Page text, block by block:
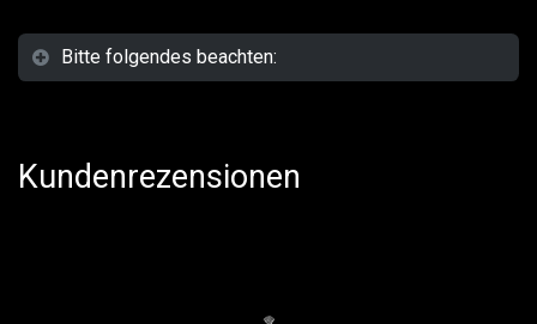
Bitte folgendes beachten:
Kundenrezensionen